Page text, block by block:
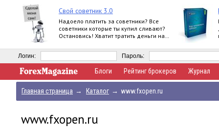
Свой советник 3.0
Надоело платить за советники? Все
советники которые ты купил сливают?
Остановись! Хватит тратить деньги на
Логин: Пароль:
Блоги Рейтинг брокеров Журнал
Главная страница → Каталог → www.fxopen.ru
www.fxopen.ru